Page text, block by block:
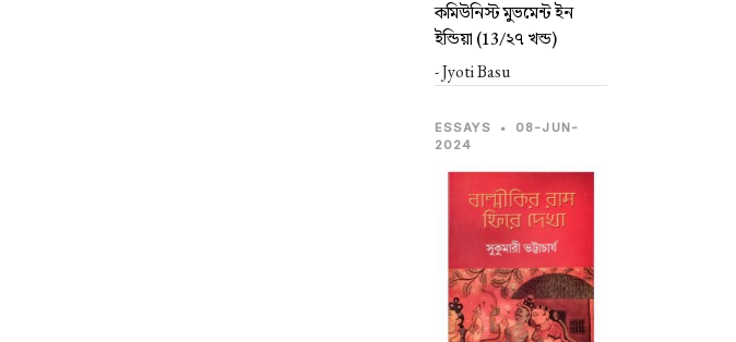
কমিউনিস্ট মুভমেন্ট ইন
ইন্ডিয়া (13/২৭ খন্ড)
- Jyoti Basu
ESSAYS •
08-JUN-
2024